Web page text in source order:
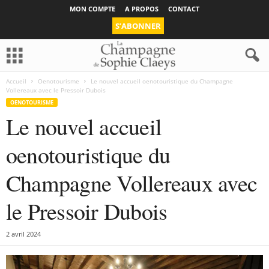
MON COMPTE A PROPOS CONTACT
S’ABONNER
Accueil Oenotourisme
Le nouvel accueil oenotouristique du Champagne
Vollereaux avec le Pressoir Dubois
OENOTOURISME
Le nouvel accueil
oenotouristique du
Champagne Vollereaux avec
le Pressoir Dubois
2 avril 2024